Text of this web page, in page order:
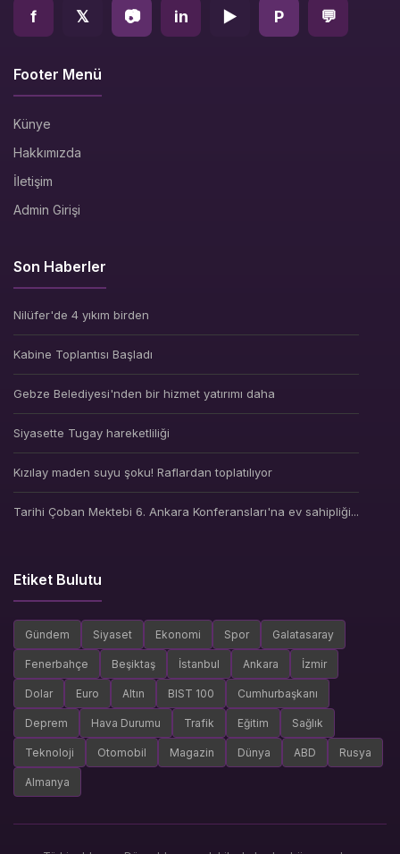
f 𝕏 📷 in ▶ P 💬
Footer Menü
Künye
Hakkımızda
İletişim
Admin Girişi
Son Haberler
Nilüfer'de 4 yıkım birden
Kabine Toplantısı Başladı
Gebze Belediyesi'nden bir hizmet yatırımı daha
Siyasette Tugay hareketliliği
Kızılay maden suyu şoku! Raflardan toplatılıyor
Tarihi Çoban Mektebi 6. Ankara Konferansları'na ev sahipliği...
Etiket Bulutu
Gündem Siyaset Ekonomi Spor Galatasaray
Fenerbahçe Beşiktaş İstanbul Ankara İzmir
Dolar Euro Altın BIST 100 Cumhurbaşkanı
Deprem Hava Durumu Trafik Eğitim Sağlık
Teknoloji Otomobil Magazin Dünya ABD Rusya
Almanya